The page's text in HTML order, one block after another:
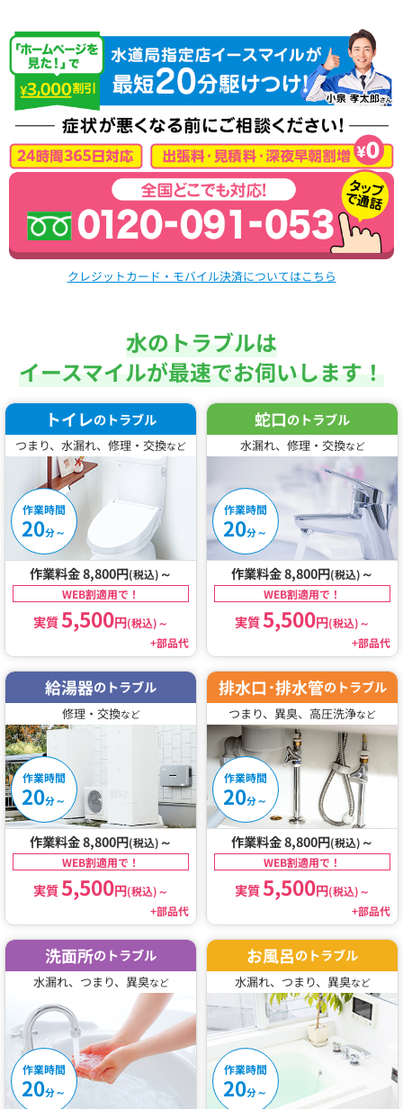
クレジットカード・モバイル決済についてはこちら
水のトラブルは
イースマイルが最速でお伺いします！
トイレのトラブル
つまり、水漏れ、修理・交換など
作業時間
20分～
作業料金 8,800円(税込) ～
WEB割適用で！
実質5,500円(税込)～
+部品代
蛇口のトラブル
水漏れ、修理・交換など
作業時間
20分～
作業料金 8,800円(税込) ～
WEB割適用で！
実質5,500円(税込)～
+部品代
給湯器のトラブル
修理・交換など
作業時間
20分～
作業料金 8,800円(税込) ～
WEB割適用で！
実質5,500円(税込)～
+部品代
排水口･排水管のトラブル
つまり、異臭、高圧洗浄など
作業時間
20分～
作業料金 8,800円(税込) ～
WEB割適用で！
実質5,500円(税込)～
+部品代
洗面所のトラブル
水漏れ、つまり、異臭など
作業時間
20分～
お風呂のトラブル
水漏れ、つまり、異臭など
作業時間
20分～